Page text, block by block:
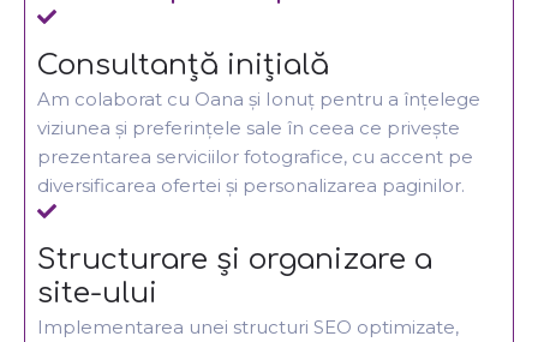
Consultanță inițială
Am colaborat cu Oana și Ionuț pentru a înțelege
viziunea și preferințele sale în ceea ce privește
prezentarea serviciilor fotografice, cu accent pe
diversificarea ofertei și personalizarea paginilor.
Structurare și organizare a
site-ului
Implementarea unei structuri SEO optimizate,